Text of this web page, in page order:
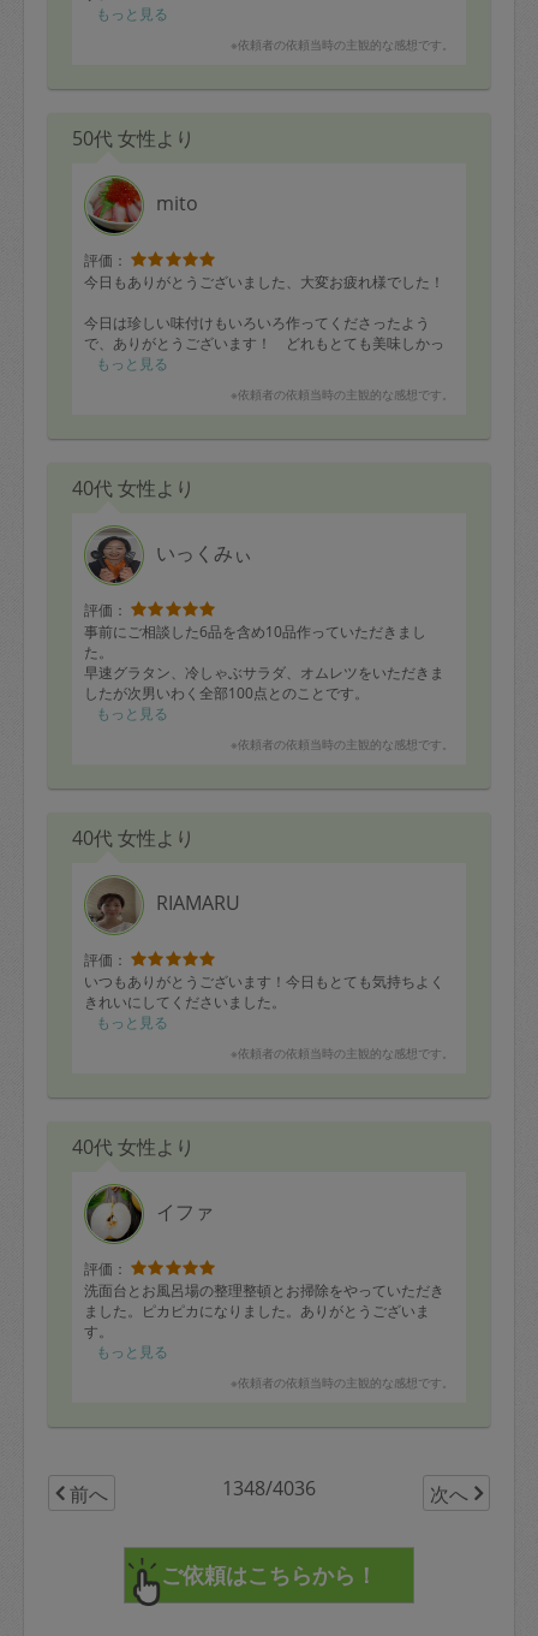
もっと見る
※依頼者の依頼当時の主観的な感想です。
50代 女性より
mito
評価：
今日もありがとうございました、大変お疲れ様でした！
今日は珍しい味付けもいろいろ作ってくださったよう
で、ありがとうございます！ どれもとても美味しかっ
たです！ タンドリーチキンぽいポテトとカリフラワ
す！ 羨ましい、、、
今後ともどうぞよろしくお願いします。
もっと見る
※依頼者の依頼当時の主観的な感想です。
40代 女性より
いっくみぃ
評価：
事前にご相談した6品を含め10品作っていただきまし
た。
早速グラタン、冷しゃぶサラダ、オムレツをいただきま
したが次男いわく全部100点とのことです。
カレーや唐揚げも食べるのが楽しみです。
もっと見る
※依頼者の依頼当時の主観的な感想です。
40代 女性より
RIAMARU
評価：
いつもありがとうございます！今日もとても気持ちよく
きれいにしてくださいました。
もっと見る
※依頼者の依頼当時の主観的な感想です。
40代 女性より
イファ
評価：
洗面台とお風呂場の整理整頓とお掃除をやっていただき
ました。ピカピカになりました。ありがとうございま
す。
もっと見る
※依頼者の依頼当時の主観的な感想です。
前へ 1348/4036 次へ